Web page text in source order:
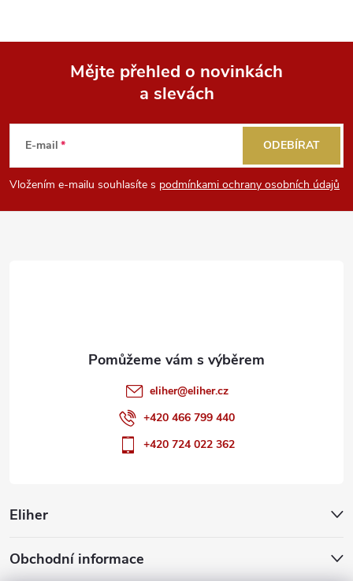
p
Mějte přehled o novinkách
a slevách
E-mail
Vložením e-mailu souhlasíte s podmínkami ochrany osobních údajů
ODEBÍRAT
Eliher
Obchodní informace
eliher@eliher.cz
+420 466 799 440
+420 724 022 362